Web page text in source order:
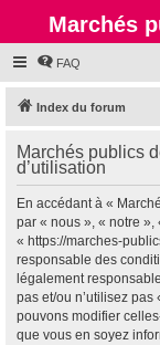
Marchés
FAQ
Index du forum
Marchés publics
d’utilisation
En accédant à «
par « nous », « notre
« https://marches-
responsable des
légalement
pas et/ou n’utilisez
pouvons modifier
que vous en soyez